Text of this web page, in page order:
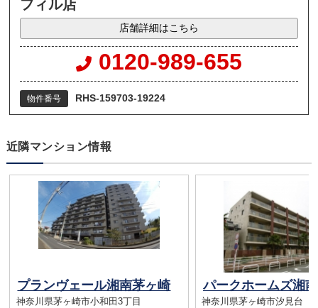
フィル店
店舗詳細はこちら
0120-989-655
物件番号 RHS-159703-19224
近隣マンション情報
プランヴェール湘南茅ヶ崎
神奈川県茅ヶ崎市小和田3丁目
神奈川県茅ヶ崎市汐見台